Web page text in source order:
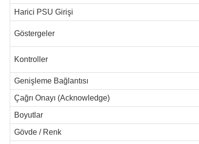
Harici PSU Girişi
Göstergeler
Kontroller
Genişleme Bağlantısı
Çağrı Onayı (Acknowledge)
Boyutlar
Gövde / Renk